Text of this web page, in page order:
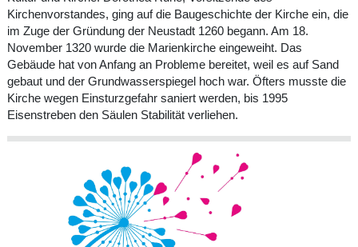
Kirchenvorstandes, ging auf die Baugeschichte der Kirche ein, die
im Zuge der Gründung der Neustadt 1260 begann. Am 18.
November 1320 wurde die Marienkirche eingeweiht. Das
Gebäude hat von Anfang an Probleme bereitet, weil es auf Sand
gebaut und der Grundwasserspiegel hoch war. Öfters musste die
Kirche wegen Einsturzgefahr saniert werden, bis 1995
Eisenstreben den Säulen Stabilität verliehen.